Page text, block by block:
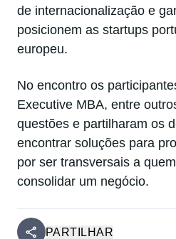
PARTILHAR
de internacionalização e
posicionem as startups
europeu.
No encontro os
Executive MBA, entre
questões e partilharam os
encontrar soluções para
por ser transversais a
consolidar um negócio.